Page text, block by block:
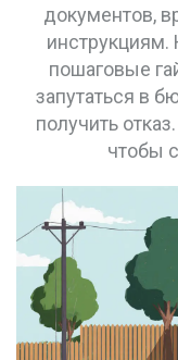
документов,
пошаговые
запутаться в
получить
чтобы